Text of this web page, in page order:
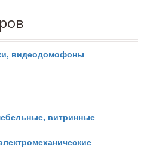
видеодомофоны
витринные